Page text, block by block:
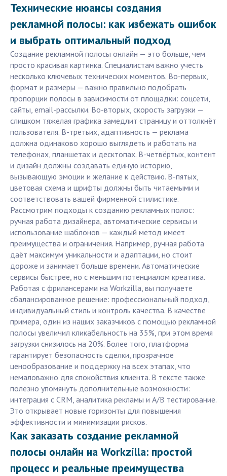
Технические нюансы создания
рекламной полосы: как избежать ошибок
и выбрать оптимальный подход
Создание рекламной полосы онлайн — это больше, чем
просто красивая картинка. Специалистам важно учесть
несколько ключевых технических моментов. Во-первых,
формат и размеры — важно правильно подобрать
пропорции полосы в зависимости от площадки: соцсети,
сайты, email-рассылки. Во-вторых, скорость загрузки —
слишком тяжелая графика замедлит страницу и оттолкнёт
пользователя. В-третьих, адаптивность — реклама
должна одинаково хорошо выглядеть и работать на
телефонах, планшетах и десктопах. В-четвёртых, контент
и дизайн должны создавать единую историю,
вызывающую эмоции и желание к действию. В-пятых,
цветовая схема и шрифты должны быть читаемыми и
соответствовать вашей фирменной стилистике.
Рассмотрим подходы к созданию рекламных полос:
ручная работа дизайнера, автоматические сервисы и
использование шаблонов — каждый метод имеет
преимущества и ограничения. Например, ручная работа
даёт максимум уникальности и адаптации, но стоит
дороже и занимает больше времени. Автоматические
сервисы быстрее, но с меньшим потенциалом креатива.
Работая с фрилансерами на Workzilla, вы получаете
сбалансированное решение: профессиональный подход,
индивидуальный стиль и контроль качества. В качестве
примера, один из наших заказчиков с помощью рекламной
полосы увеличил кликабельность на 35%, при этом время
загрузки снизилось на 20%. Более того, платформа
гарантирует безопасность сделки, прозрачное
ценообразование и поддержку на всех этапах, что
немаловажно для спокойствия клиента. В тексте также
полезно упомянуть дополнительные возможности:
интеграция с CRM, аналитика рекламы и A/B тестирование.
Это открывает новые горизонты для повышения
эффективности и минимизации рисков.
Как заказать создание рекламной
полосы онлайн на Workzilla: простой
процесс и реальные преимущества